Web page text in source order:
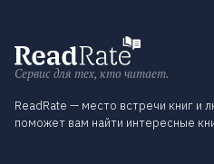
Сервис для тех, кто читает.
ReadRate — место встречи книг и
поможет вам найти интересные